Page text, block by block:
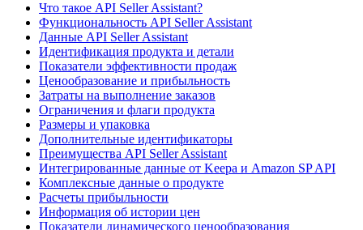
Что такое API Seller Assistant?
Функциональность API Seller Assistant
Данные API Seller Assistant
Идентификация продукта и детали
Показатели эффективности продаж
Ценообразование и прибыльность
Затраты на выполнение заказов
Ограничения и флаги продукта
Размеры и упаковка
Дополнительные идентификаторы
Преимущества API Seller Assistant
Интегрированные данные от Keepa и Amazon SP API
Комплексные данные о продукте
Расчеты прибыльности
Информация об истории цен
Показатели динамического ценообразования